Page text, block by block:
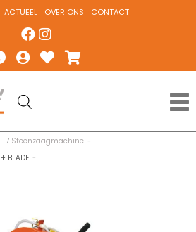
ACTUEEL OVER ONS CONTACT
Steenzaagmachine
BLADE